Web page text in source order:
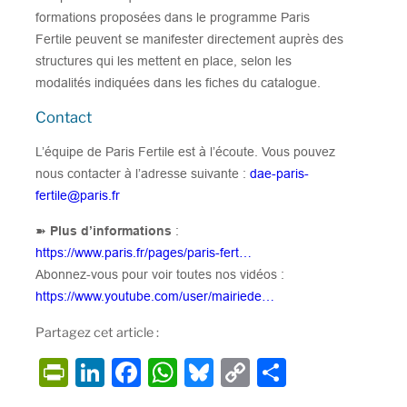
formations proposées dans le programme Paris
Fertile peuvent se manifester directement auprès des
structures qui les mettent en place, selon les
modalités indiquées dans les fiches du catalogue.
Contact
L’équipe de Paris Fertile est à l’écoute. Vous pouvez
nous contacter à l’adresse suivante :dae-paris-
fertile@paris.fr
➽ Plus d’informations :
https://www.paris.fr/pages/paris-fert…
Abonnez-vous pour voir toutes nos vidéos :
https://www.youtube.com/user/mairiede…
Partagez cet article :
P
Li F
W Bl C